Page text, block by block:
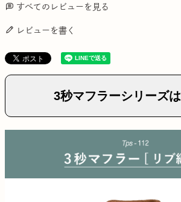
すべてのレビューを見る
レビューを書く
3秒マフラーシリーズ